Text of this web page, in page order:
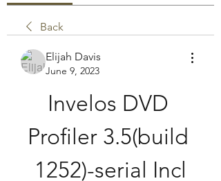
Back
Elijah Davis
June 9, 2023
Invelos DVD
Profiler 3.5(build
1252)-serial Incl